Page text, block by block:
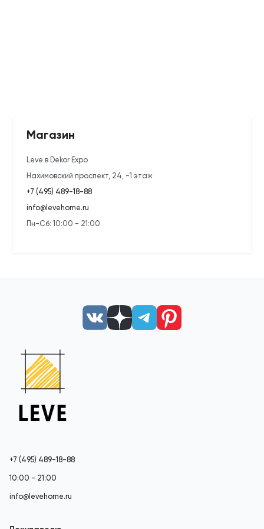
Магазин
Leve в Dekor Expo
Нахимовский проспект, 24, -1 этаж
+7 (495) 489-18-88
info@levehome.ru
Пн-Сб: 10:00 - 21:00
+7 (495) 489-18-88
10:00 - 21:00
info@levehome.ru